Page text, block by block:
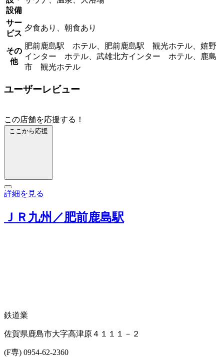
設備
サー
ビス
夕食あり、朝食あり
その
他
肥前鹿島駅 ホテル、肥前鹿島駅 観光ホテル、嬉野
インター ホテル、武雄北方インター ホテル、鹿島
市 観光ホテル
ユーザーレビュー
この店舗を応援する！
ここから応援
詳細を見る
ＪＲ九州／肥前鹿島駅
鉄道業
佐賀県鹿島市大字高津原４１１１－２
(F専) 0954-62-2360